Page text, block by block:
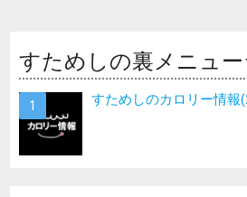
すためしの裏メニュ
すためしのカロリー情報